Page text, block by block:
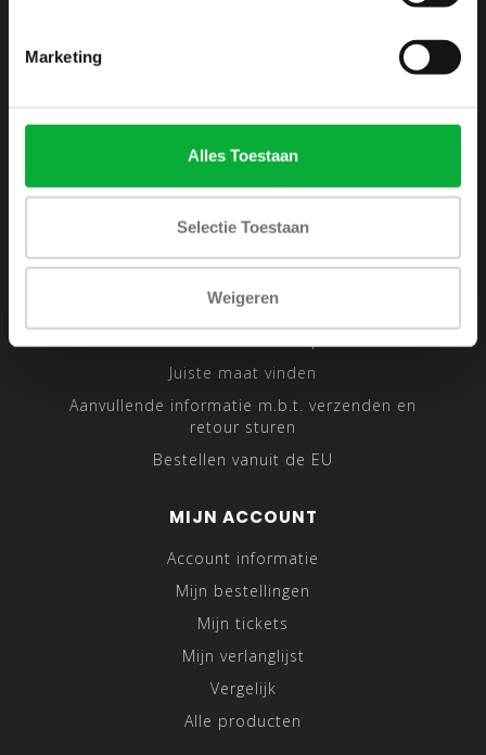
Marketing
Alles Toestaan
Selectie Toestaan
Weigeren
Disclaimer
Privacy Policy
Sitemap
Traveling Tailor
Juiste maat vinden
Aanvullende informatie m.b.t. verzenden en
retour sturen
Bestellen vanuit de EU
MIJN ACCOUNT
Account informatie
Mijn bestellingen
Mijn tickets
Mijn verlanglijst
Vergelijk
Alle producten